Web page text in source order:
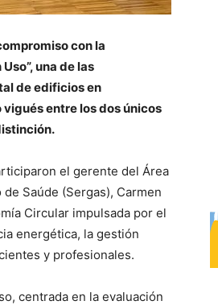
con la
una de las
de edificios en
entre los dos únicos
el gerente del Área
Saúde (Sergas), Carmen
Circular impulsada por el
energética, la gestión
y profesionales.
centrada en la evaluación